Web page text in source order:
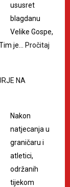
ususret
blagdanu
Velike Gospe,
je…
Pročitaj
NA
Nakon
natjecanja u
graničaru i
atletici,
održanih
tijekom